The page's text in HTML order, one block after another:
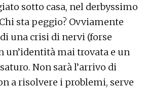
sotto casa, nel derbyssimo
sta peggio? Ovviamente
una crisi di nervi (forse
un’identità mai trovata e un
Non sarà l’arrivo di
a risolvere i problemi, serve